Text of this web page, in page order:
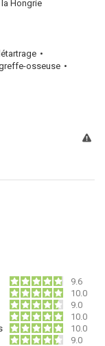
Hongrie
osseuse
9.6
10.0
9.0
10.0
10.0
9.0